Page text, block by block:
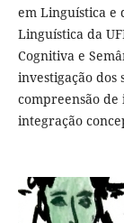
em Linguística e
Linguística da
Cognitiva e
investigação dos
compreensão
integração